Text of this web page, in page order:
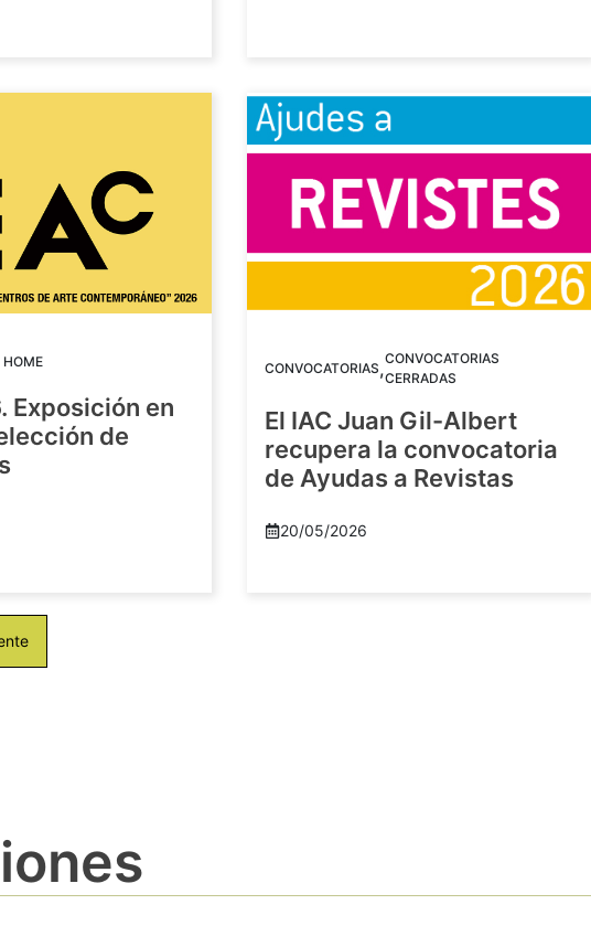
HOME
Exposición en
de
CONVOCATORIAS,CONVOCATORIAS
CERRADAS
El IAC Juan Gil-Albert
recupera la convocatoria
de Ayudas a Revistas
20/05/2026